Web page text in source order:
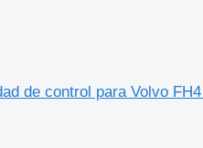
de control para Volvo